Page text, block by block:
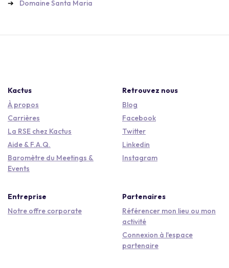
Domaine Santa Maria
Kactus
À propos
Carrières
La RSE chez Kactus
Aide & F.A.Q.
Baromètre du Meetings &
Events
Retrouvez nous
Blog
Facebook
Twitter
Linkedin
Instagram
Entreprise
Notre offre corporate
Partenaires
Référencer mon lieu ou mon
activité
Connexion à l'espace
partenaire